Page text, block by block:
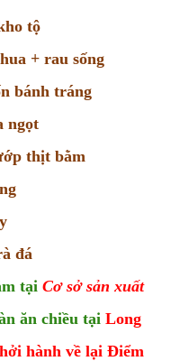
tộ
+ rau sống
bánh tráng
ngọt
thịt bằm
đá
tại Cơ sở sản xuất
ăn chiều tại Long
hành về lại Điểm